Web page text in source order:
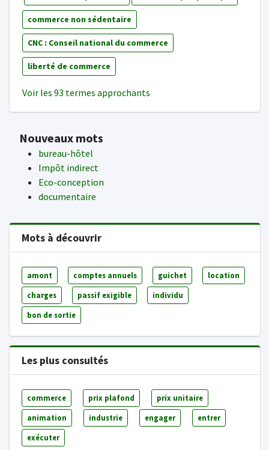
commerce non sédentaire
CNC : Conseil national du commerce
liberté de commerce
Voir les 93 termes approchants
Nouveaux mots
bureau-hôtel
Impôt indirect
Eco-conception
documentaire
Mots à découvrir
amont comptes annuels guichet location
charges passif exigible individu
bon de sortie
Les plus consultés
commerce prix plafond prix unitaire
animation industrie engager entrer
exécuter